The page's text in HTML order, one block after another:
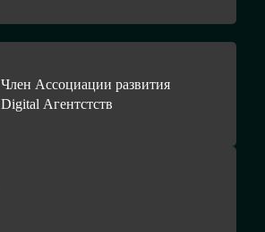
Член Ассоциации развития
Digital Агентстств